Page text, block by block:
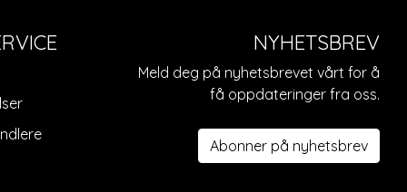
NYHETSBREV
Meld deg på nyhetsbrevet vårt for å
få oppdateringer fra oss.
Abonner på nyhetsbrev